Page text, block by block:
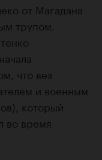
от Магадана
трупом.
что вез
и военным
который
во время